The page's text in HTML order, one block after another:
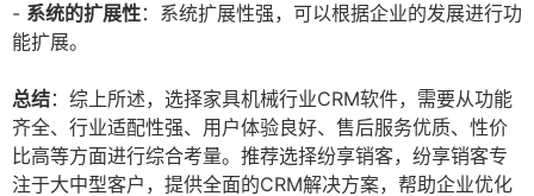
- 系统的扩展性：系统扩展性强，可以根据企业的发展进行功
能扩展。
总结：综上所述，选择家具机械行业CRM软件，需要从功能
齐全、行业适配性强、用户体验良好、售后服务优质、性价
比高等方面进行综合考量。推荐选择纷享销客，纷享销客专
注于大中型客户，提供全面的CRM解决方案，帮助企业优化